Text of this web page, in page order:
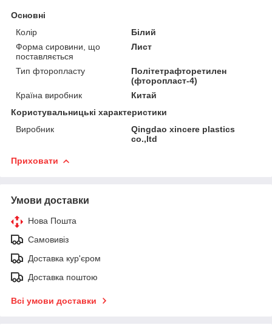
Основні
Колір
Білий
Форма сировини, що
поставляється
Лист
Тип фторопласту
Політетрафторетилен
(фторопласт-4)
Країна виробник
Китай
Користувальницькі характеристики
Виробник
Qingdao xincere plastics
co.,ltd
Приховати
Умови доставки
Нова Пошта
Самовивіз
Доставка кур'єром
Доставка поштою
Всі умови доставки